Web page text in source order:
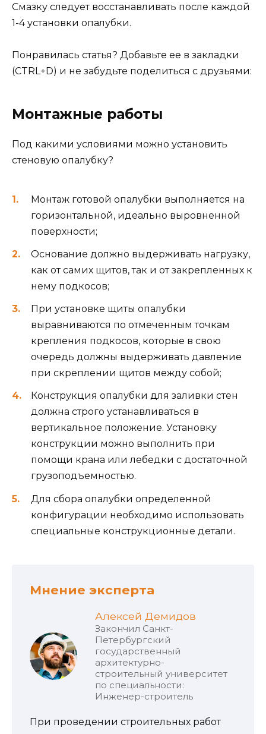
Смазку следует восстанавливать после каждой
1-4 установки опалубки.
Понравилась статья? Добавьте ее в закладки
(CTRL+D) и не забудьте поделиться с друзьями:
Монтажные работы
Под какими условиями можно установить
стеновую опалубку?
Монтаж готовой опалубки выполняется на
горизонтальной, идеально выровненной
поверхности;
Основание должно выдерживать нагрузку,
как от самих щитов, так и от закрепленных к
нему подкосов;
При установке щиты опалубки
выравниваются по отмеченным точкам
крепления подкосов, которые в свою
очередь должны выдерживать давление
при скреплении щитов между собой;
Конструкция опалубки для заливки стен
должна строго устанавливаться в
вертикальное положение. Установку
конструкции можно выполнить при
помощи крана или лебедки с достаточной
грузоподъемностью.
Для сбора опалубки определенной
конфигурации необходимо использовать
специальные конструкционные детали.
Мнение эксперта
Алексей Демидов
Закончил Санкт-
Петербургский
государственный
архитектурно-
строительный университет
по специальности:
Инженер-строитель
При проведении строительных работ